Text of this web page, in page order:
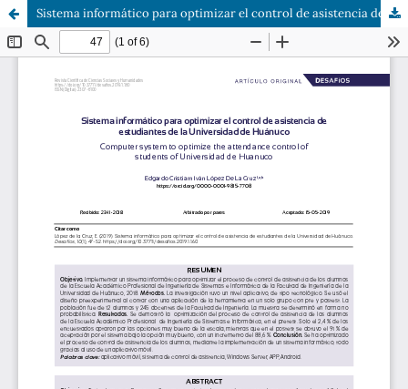
Sistema informático para optimizar el control de asistencia de estudiantes de la Universidad de Huánuco